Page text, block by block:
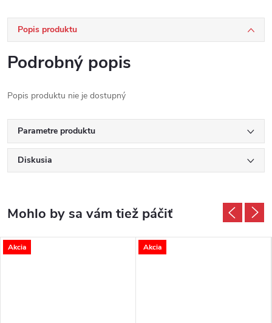
Popis produktu
Podrobný popis
Popis produktu nie je dostupný
Parametre produktu
Diskusia
Akcia Akcia